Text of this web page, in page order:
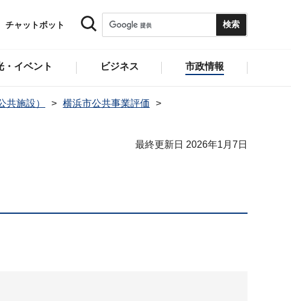
チャットボット
・イベント ビジネス 市政情報
共施設）
横浜市公共事業評価
最終更新日 2026年1月7日